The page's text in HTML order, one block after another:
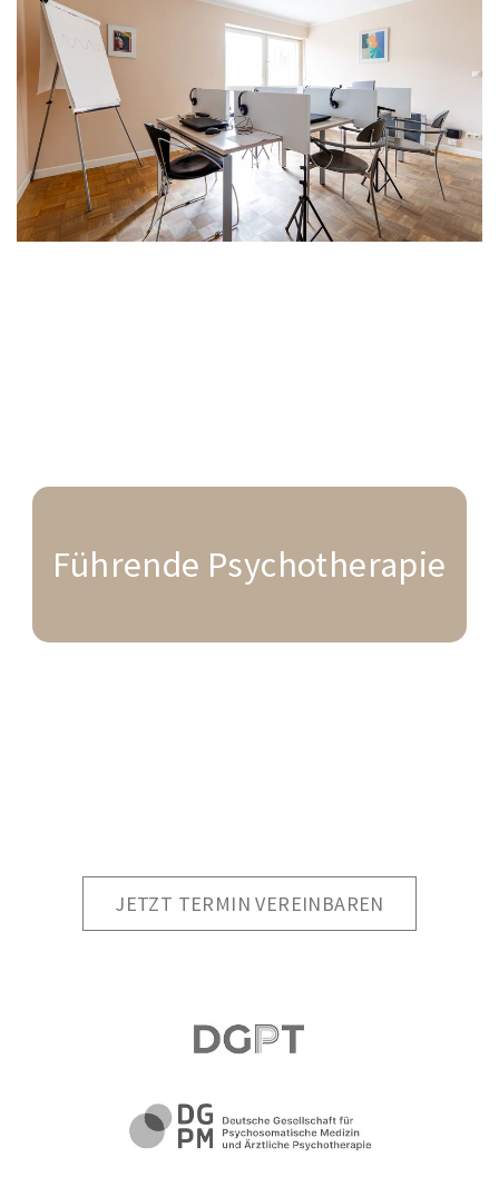
Führende Psychotherapie
JETZT TERMIN VEREINBAREN